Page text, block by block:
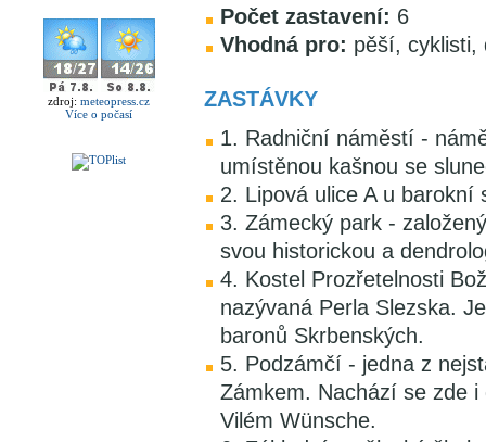
zdroj: meteopress.cz
Více o počasí
Počet zastavení: 6
Vhodná pro: pěší, cyklisti,
ZASTÁVKY
1. Radniční náměstí -
umístěnou kašnou se
2. Lipová ulice A u barokní
3. Zámecký park -
svou historickou a
4. Kostel Prozřetelnosti
nazývaná Perla Slezska.
baronů Skrbenských.
5. Podzámčí - jedna z
Zámkem. Nachází se zde
Vilém Wünsche.